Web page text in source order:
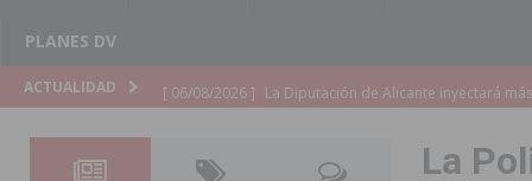
PLANES DV
ACTUALIDAD [ 06/08/2026 ] La Diputación de Alicante inyectará
Patronales 2026
SAN MIGUEL DE SALINAS
La